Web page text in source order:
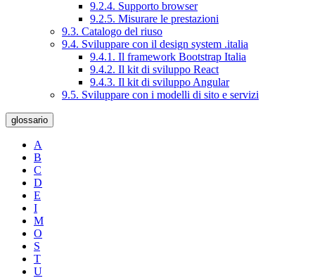
9.2.4. Supporto browser
9.2.5. Misurare le prestazioni
9.3. Catalogo del riuso
9.4. Sviluppare con il design system .italia
9.4.1. Il framework Bootstrap Italia
9.4.2. Il kit di sviluppo React
9.4.3. Il kit di sviluppo Angular
9.5. Sviluppare con i modelli di sito e servizi
glossario
A
B
C
D
E
I
M
O
S
T
U